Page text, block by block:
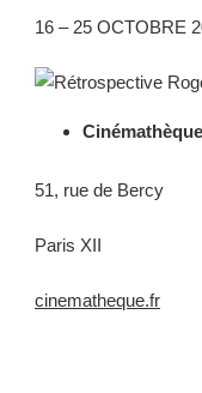
16 – 25 OCTOBRE
51, rue de Bercy
Paris XII
cinematheque.fr